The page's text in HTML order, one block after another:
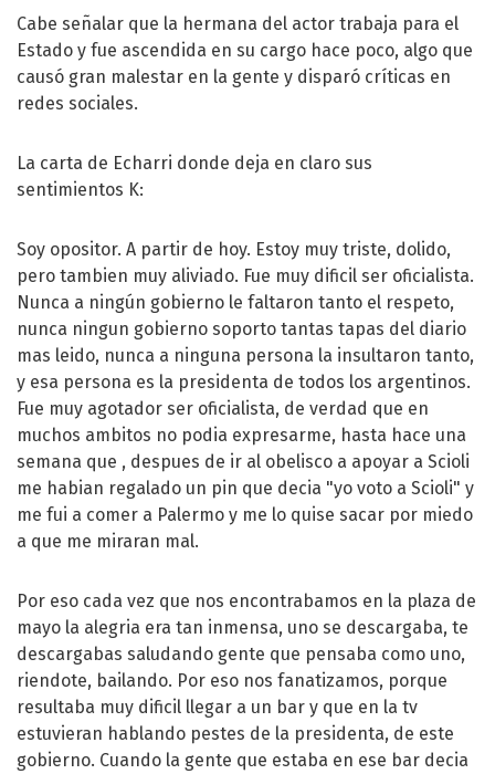
Cabe señalar que la hermana del actor trabaja para el
Estado y fue ascendida en su cargo hace poco, algo que
causó gran malestar en la gente y disparó críticas en
redes sociales.
La carta de Echarri donde deja en claro sus
sentimientos K:
Soy opositor. A partir de hoy. Estoy muy triste, dolido,
pero tambien muy aliviado. Fue muy dificil ser oficialista.
Nunca a ningún gobierno le faltaron tanto el respeto,
nunca ningun gobierno soporto tantas tapas del diario
mas leido, nunca a ninguna persona la insultaron tanto,
y esa persona es la presidenta de todos los argentinos.
Fue muy agotador ser oficialista, de verdad que en
muchos ambitos no podia expresarme, hasta hace una
semana que , despues de ir al obelisco a apoyar a Scioli
me habian regalado un pin que decia "yo voto a Scioli" y
me fui a comer a Palermo y me lo quise sacar por miedo
a que me miraran mal.
Por eso cada vez que nos encontrabamos en la plaza de
mayo la alegria era tan inmensa, uno se descargaba, te
descargabas saludando gente que pensaba como uno,
riendote, bailando. Por eso nos fanatizamos, porque
resultaba muy dificil llegar a un bar y que en la tv
estuvieran hablando pestes de la presidenta, de este
gobierno. Cuando la gente que estaba en ese bar decia